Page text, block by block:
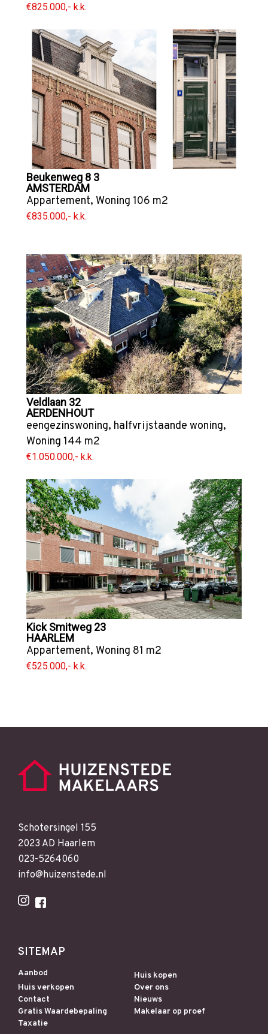
€825.000,- k.k.
Beukenweg 8 3
AMSTERDAM
Appartement, Woning 106 m2
€835.000,- k.k.
Veldlaan 32
AERDENHOUT
eengezinswoning, halfvrijstaande woning,
Woning 144 m2
€1.050.000,- k.k.
Kick Smitweg 23
HAARLEM
Appartement, Woning 81 m2
€525.000,- k.k.
Schotersingel 155
2023 AD Haarlem
023-5264060
info@huizenstede.nl
SITEMAP
Aanbod
Huis kopen
Huis verkopen
Over ons
Contact
Nieuws
Gratis Waardebepaling
Makelaar op proef
Taxatie